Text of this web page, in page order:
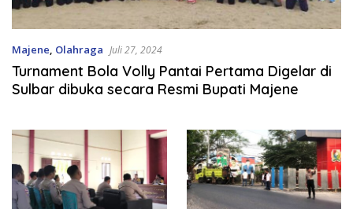
Majene, Olahraga Juli 27, 2024
Turnament Bola Volly Pantai Pertama Digelar di
Sulbar dibuka secara Resmi Bupati Majene